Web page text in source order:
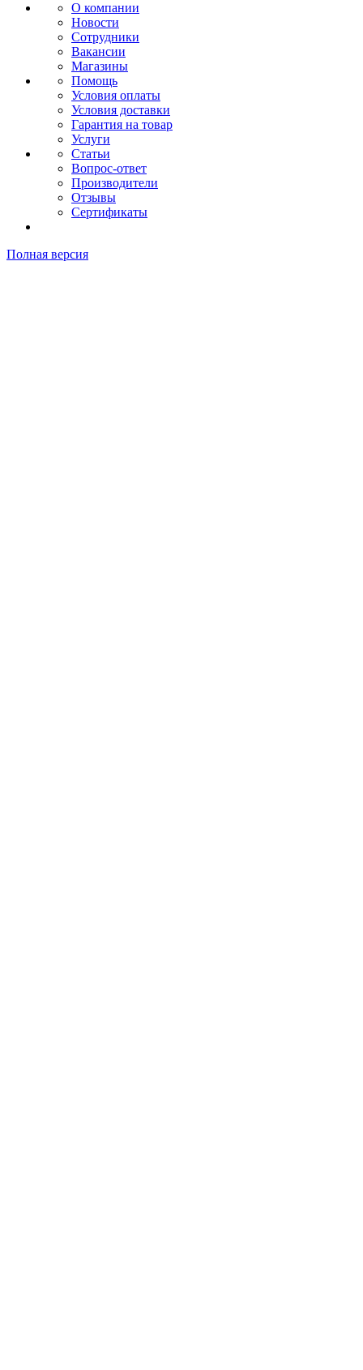
О компании
Новости
Сотрудники
Вакансии
Магазины
Помощь
Условия оплаты
Условия доставки
Гарантия на товар
Услуги
Статьи
Вопрос-ответ
Производители
Отзывы
Сертификаты
Полная версия